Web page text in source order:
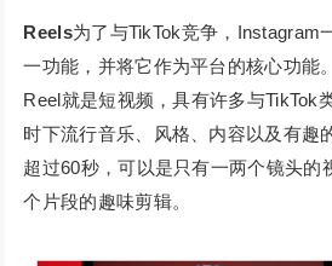
Reels为了与TikTok竞争，Instagram
一功能，并将它作为平台的核心功能。
Reel就是短视频，具有许多与TikTok
时下流行音乐、风格、内容以及有趣
超过60秒，可以是只有一两个镜头的
个片段的趣味剪辑。